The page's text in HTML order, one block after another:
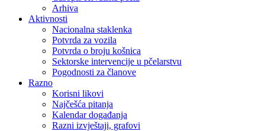
Arhiva
Aktivnosti
Nacionalna staklenka
Potvrda za vozila
Potvrda o broju košnica
Sektorske intervencije u pčelarstvu
Pogodnosti za članove
Razno
Korisni likovi
Najčešća pitanja
Kalendar događanja
Razni izvještaji, grafovi